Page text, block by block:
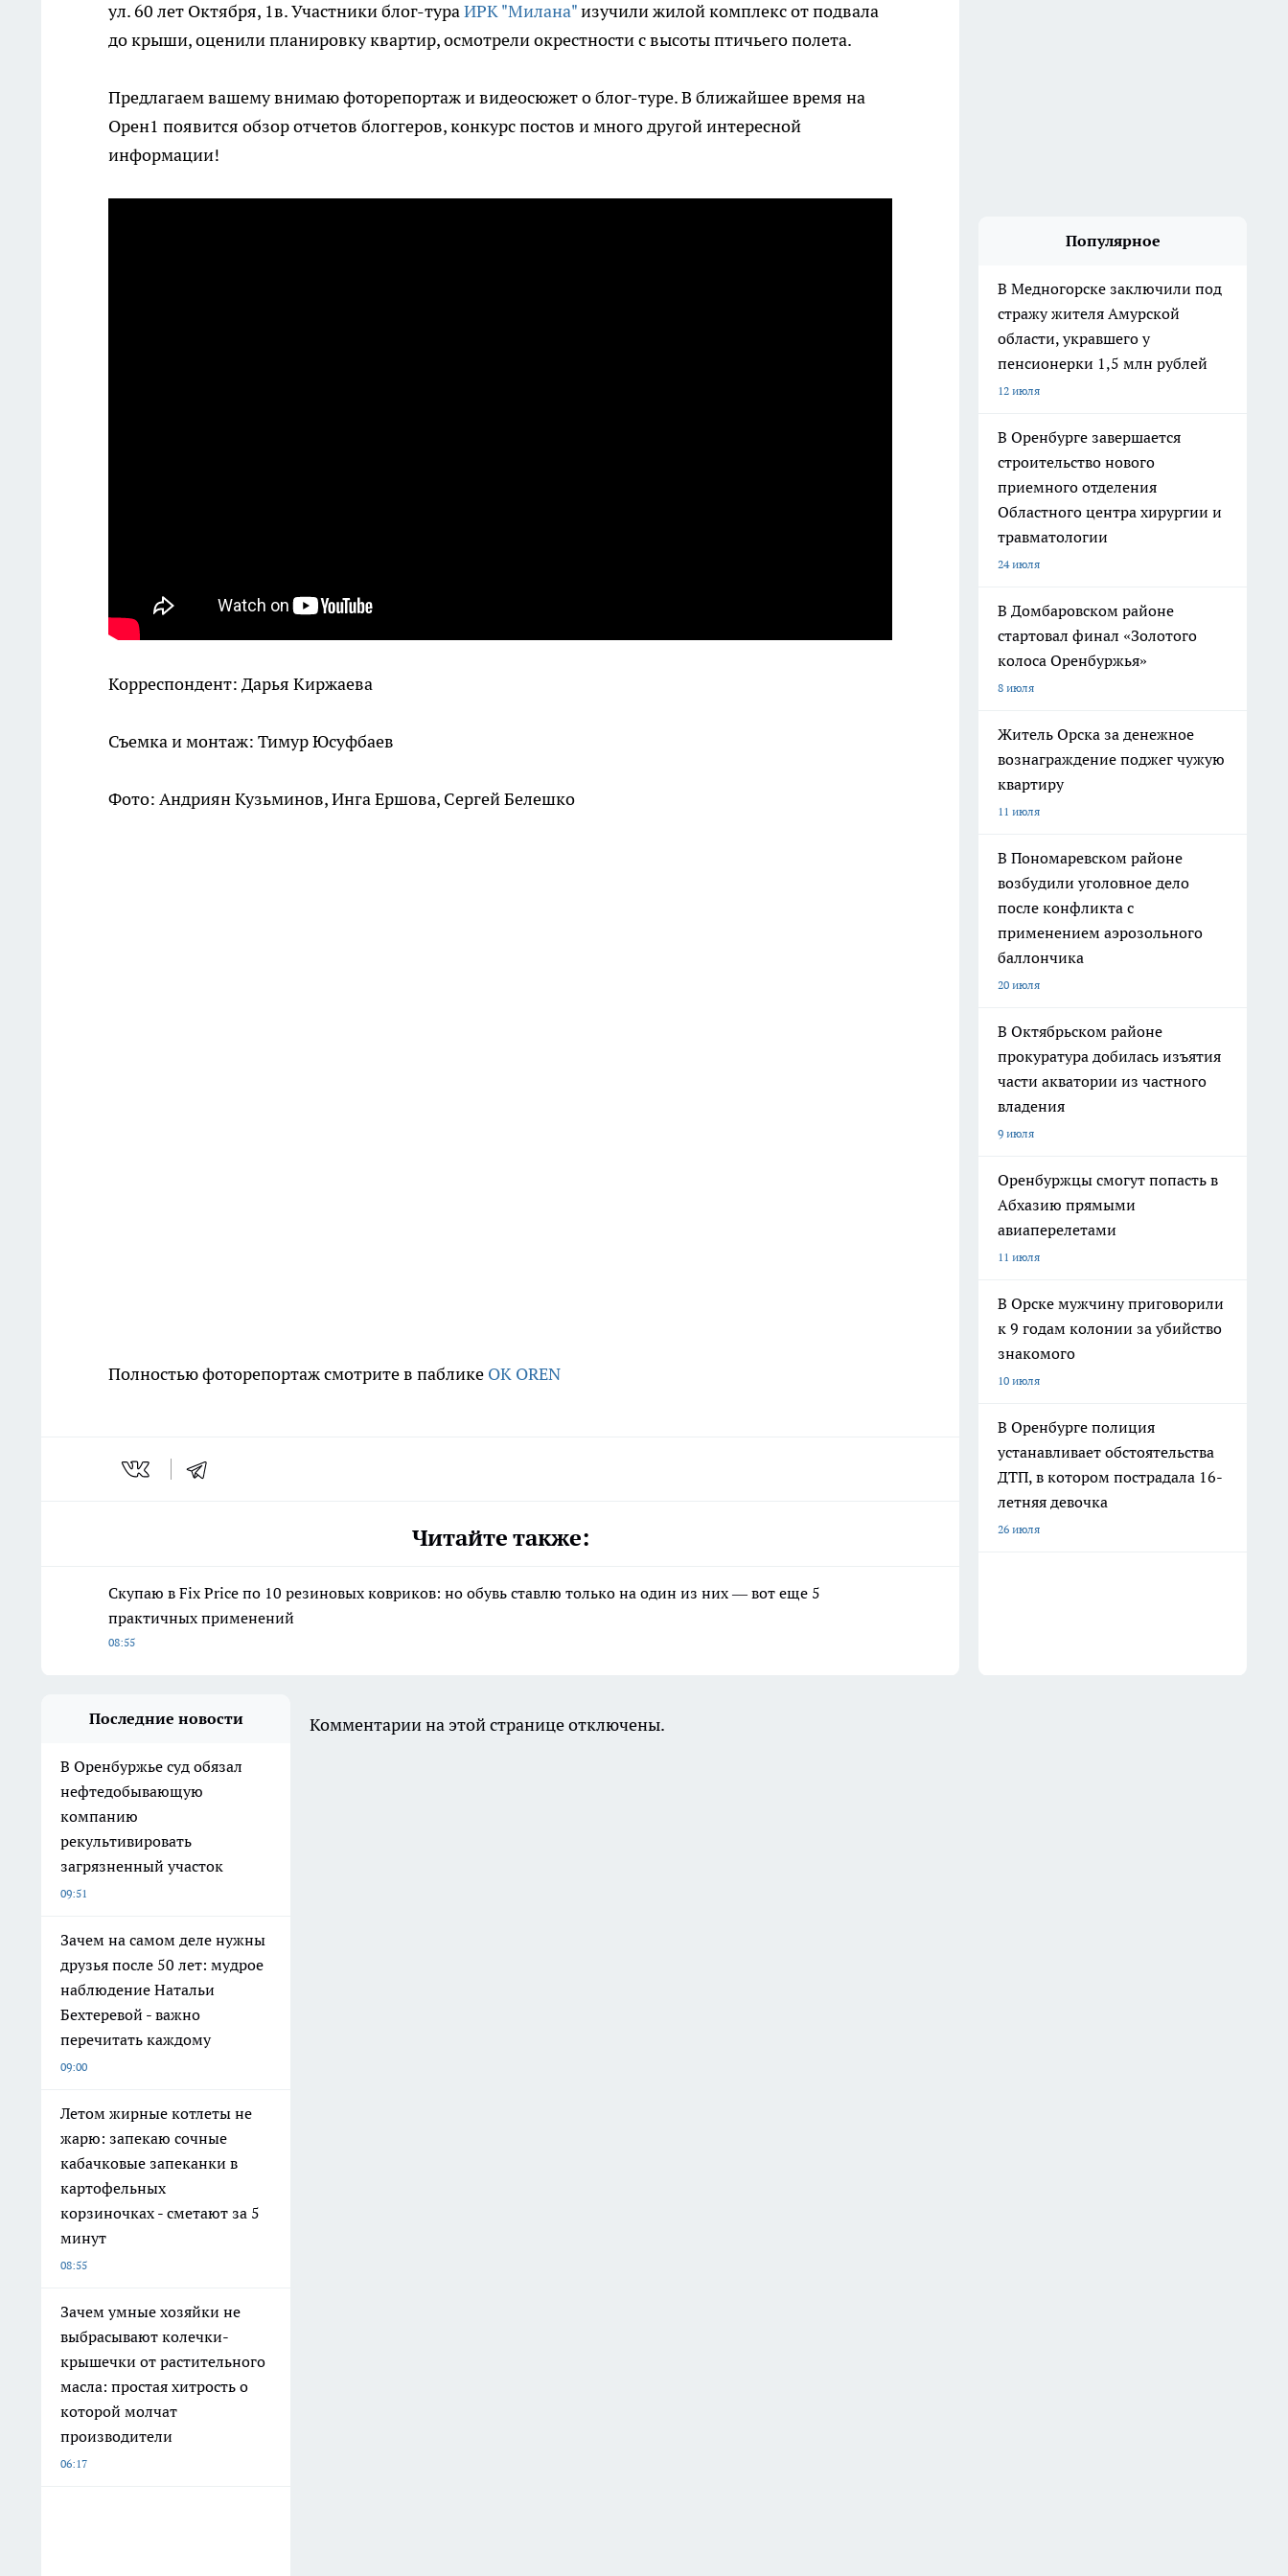
ул. 60 лет Октября, 1в. Участники блог-тураИРК "Милана"изучили жилой комплекс от подвала
до крыши, оценили планировку квартир, осмотрели окрестности с высоты птичьего полета.
Предлагаем вашему внимаю фоторепортаж и видеосюжет о блог-туре. В ближайшее время на
Орен1 появится обзор отчетов блоггеров, конкурс постов и много другой интересной
информации!
Корреспондент: Дарья Киржаева
Съемка и монтаж: Тимур Юсуфбаев
Фото: Андриян Кузьминов, Инга Ершова, Сергей Белешко
Полностью фоторепортаж смотрите в паблике OK OREN
Читайте также:
Скупаю в Fix Price по 10 резиновых ковриков: но обувь ставлю только на один из них — вот еще 5
практичных применений
08:55
Популярное
В Медногорске заключили под
стражу жителя Амурской
области, укравшего у
пенсионерки 1,5 млн рублей
12 июля
В Оренбурге завершается
строительство нового
приемного отделения
Областного центра хирургии и
травматологии
24 июля
В Домбаровском районе
стартовал финал «Золотого
колоса Оренбуржья»
8 июля
Житель Орска за денежное
вознаграждение поджег чужую
квартиру
11 июля
В Пономаревском районе
возбудили уголовное дело
после конфликта с
применением аэрозольного
баллончика
20 июля
В Октябрьском районе
прокуратура добилась изъятия
части акватории из частного
владения
9 июля
Оренбуржцы смогут попасть в
Абхазию прямыми
авиаперелетами
11 июля
В Орске мужчину приговорили
к 9 годам колонии за убийство
знакомого
10 июля
В Оренбурге полиция
устанавливает обстоятельства
ДТП, в котором пострадала 16-
летняя девочка
26 июля
Последние новости
В Оренбуржье суд обязал
нефтедобывающую
компанию
рекультивировать
загрязненный участок
09:51
Зачем на самом деле нужны
друзья после 50 лет: мудрое
наблюдение Натальи
Бехтеревой - важно
перечитать каждому
09:00
Летом жирные котлеты не
жарю: запекаю сочные
кабачковые запеканки в
картофельных
корзиночках - сметают за 5
минут
08:55
Зачем умные хозяйки не
выбрасывают колечки-
крышечки от растительного
масла: простая хитрость о
которой молчат
производители
06:17
Комментарии на этой странице отключены.